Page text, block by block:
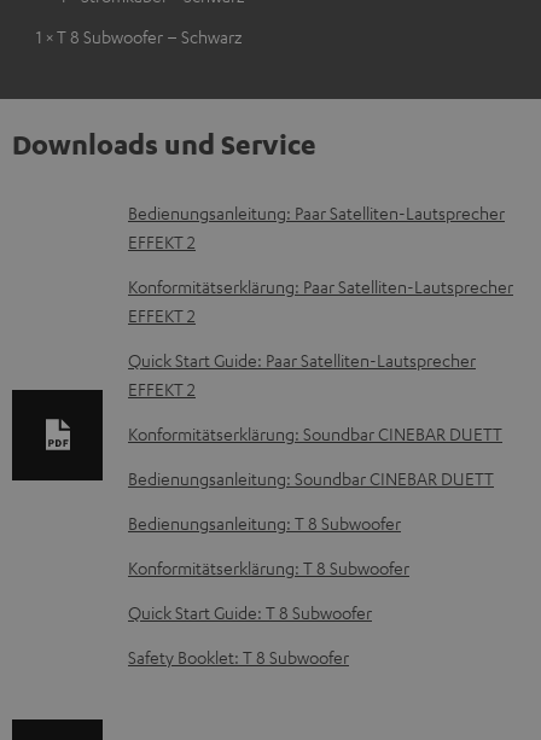
1 × T 8 Subwoofer – Schwarz
Downloads und Service
D
o
k
u
m
e
n
t
z
u
m
H
Bedienungsanleitung: Paar Satelliten-Lautsprecher
EFFEKT 2
Konformitätserklärung: Paar Satelliten-Lautsprecher
EFFEKT 2
Quick Start Guide: Paar Satelliten-Lautsprecher
EFFEKT 2
Konformitätserklärung: Soundbar CINEBAR DUETT
Bedienungsanleitung: Soundbar CINEBAR DUETT
Bedienungsanleitung: T 8 Subwoofer
Konformitätserklärung: T 8 Subwoofer
Quick Start Guide: T 8 Subwoofer
Safety Booklet: T 8 Subwoofer